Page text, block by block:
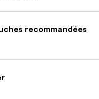
recommandées